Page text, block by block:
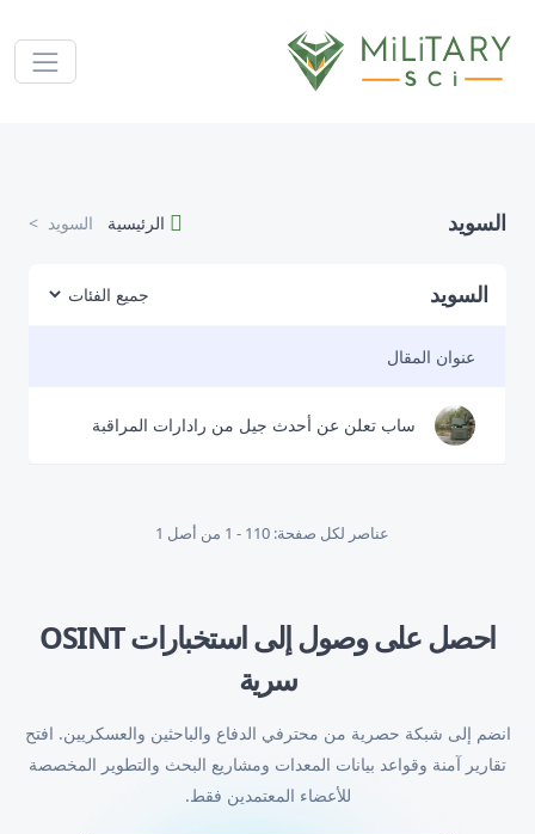
السويد الرئيسية السويد
السويد
عنوان المقال
ساب تعلن عن أحدث جيل من رادارات المراقبة
عناصر لكل صفحة: 10 1 - 1 من أصل 1
احصل على وصول إلى استخبارات OSINT
سرية
انضم إلى شبكة حصرية من محترفي الدفاع والباحثين والعسكريين. افتح
تقارير آمنة وقواعد بيانات المعدات ومشاريع البحث والتطوير المخصصة
للأعضاء المعتمدين فقط.